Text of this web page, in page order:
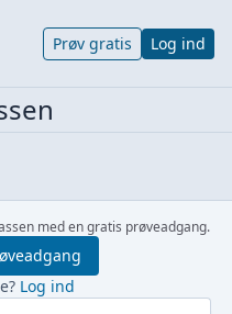
Prøv gratis Log ind
med en gratis prøveadgang.
Log ind